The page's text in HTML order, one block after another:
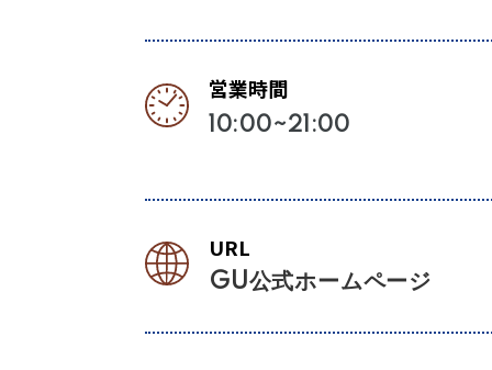
営業時間
10:00~21:00
URL
GU公式ホームページ